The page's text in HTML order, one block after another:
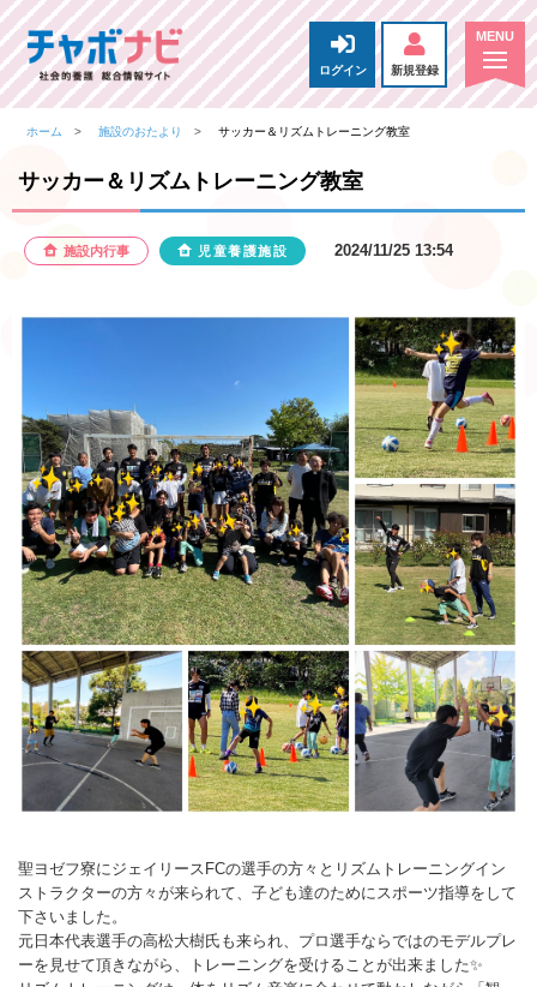
ログイン 新規登録
ホーム 施設のおたより サッカー＆リズムトレーニング教室
サッカー＆リズムトレーニング教室
施設内行事 児童養護施設 2024/11/25 13:54
聖ヨゼフ寮にジェイリースFCの選手の方々とリズムトレーニングイン
ストラクターの方々が来られて、子ども達のためにスポーツ指導をして
下さいました。
元日本代表選手の高松大樹氏も来られ、プロ選手ならではのモデルプレ
ーを見せて頂きながら、トレーニングを受けることが出来ました✨